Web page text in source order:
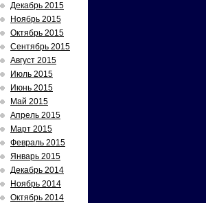
Декабрь 2015
Ноябрь 2015
Октябрь 2015
Сентябрь 2015
Август 2015
Июль 2015
Июнь 2015
Май 2015
Апрель 2015
Март 2015
Февраль 2015
Январь 2015
Декабрь 2014
Ноябрь 2014
Октябрь 2014